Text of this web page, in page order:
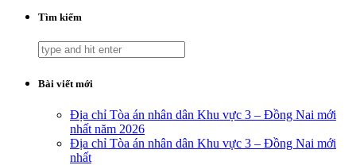
Tìm kiếm
Bài viết mới
Địa chỉ Tòa án nhân dân Khu vực 3 – Đồng Nai mới
nhất năm 2026
Địa chỉ Tòa án nhân dân Khu vực 3 – Đồng Nai mới
nhất